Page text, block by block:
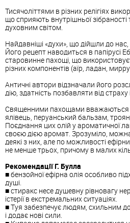
Тисячоліттями в різних релігіях
що сприяють внутрішньої
духовним світом.
Найдавніші «духи», що дійшли до нас,
Його рецепт наводиться в папірусі
старовинне пахощі, що
різних компонентів (аїр, ладан, мирру
Античні автори відзначали його
дію, здатність позбавляти від страху
Священними пахощами вважаються
ялівець, перуанський бальзам,
Поєднання цих олій у ароматичної
своєю дією аромат. Зрозуміло,
деякі з них, але по можливості
не менше трьох, причому в малих
Рекомендації Г. Булла
■ бензойної ефірна олія особливо
душі.
■ стиракс несе душевну рівновагу
істерії в екстремальних ситуаціях.
■ Туя забезпечує людям, схильним
і додає нові сили.